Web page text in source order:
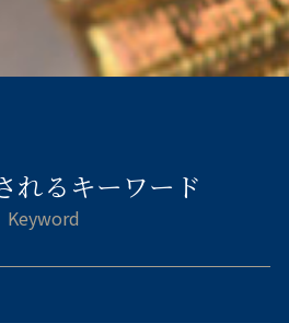
れるキーワード